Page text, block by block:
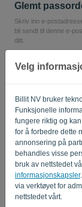
Velg
Billit NV bruker
Funksjonelle
fungere riktig og
for å forbedre dette
annonsering på
behandles visse
bruk av nettstedet
informasjonskapsler
via verktøyet for
nettstedet vårt.
Glemt
Skriv inn e-
bli sendt til denne e-
ditt.
Er du ikke en
Tilbake til
Privacy Policy